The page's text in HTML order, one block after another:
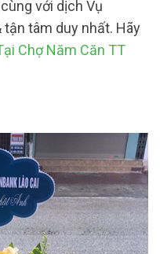
với dịch Vụ
tâm duy nhất. Hãy
Chợ Năm Căn TT